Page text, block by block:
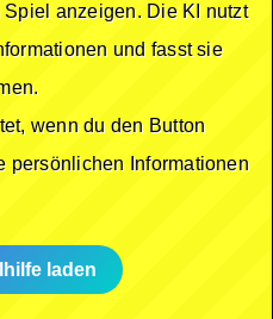
anzeigen. Die KI nutzt
und fasst sie
wenn du den Button
persönlichen Informationen
laden